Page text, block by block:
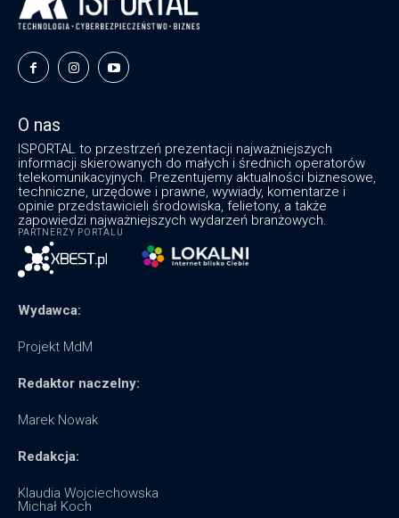
O nas
ISPORTAL to przestrzeń prezentacji najważniejszych
informacji skierowanych do małych i średnich operatorów
telekomunikacyjnych. Prezentujemy aktualności biznesowe,
techniczne, urzędowe i prawne, wywiady, komentarze i
opinie przedstawicieli środowiska, felietony, a także
zapowiedzi najważniejszych wydarzeń branżowych.
PARTNERZY PORTALU
Wydawca:
Projekt MdM
Redaktor naczelny:
Marek Nowak
Redakcja:
Klaudia Wojciechowska
Michał Koch